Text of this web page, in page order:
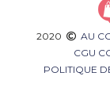
2020 AU
CGU
POLITIQUE